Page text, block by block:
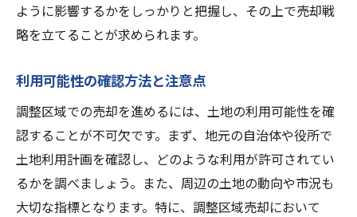
ように影響するかをしっかりと把握し、その上で売却戦
略を立てることが求められます。
利用可能性の確認方法と注意点
調整区域での売却を進めるには、土地の利用可能性を確
認することが不可欠です。まず、地元の自治体や役所で
土地利用計画を確認し、どのような利用が許可されてい
るかを調べましょう。また、周辺の土地の動向や市況も
大切な指標となります。特に、調整区域売却において